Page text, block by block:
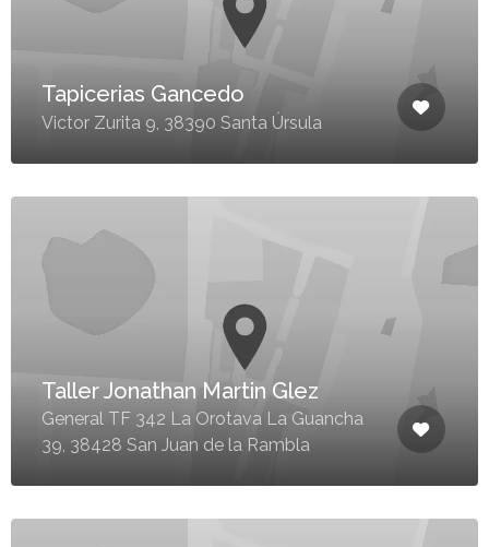
Tapicerias Gancedo
Victor Zurita 9, 38390 Santa Úrsula
Taller Jonathan Martin Glez
General TF 342 La Orotava La Guancha
39, 38428 San Juan de la Rambla